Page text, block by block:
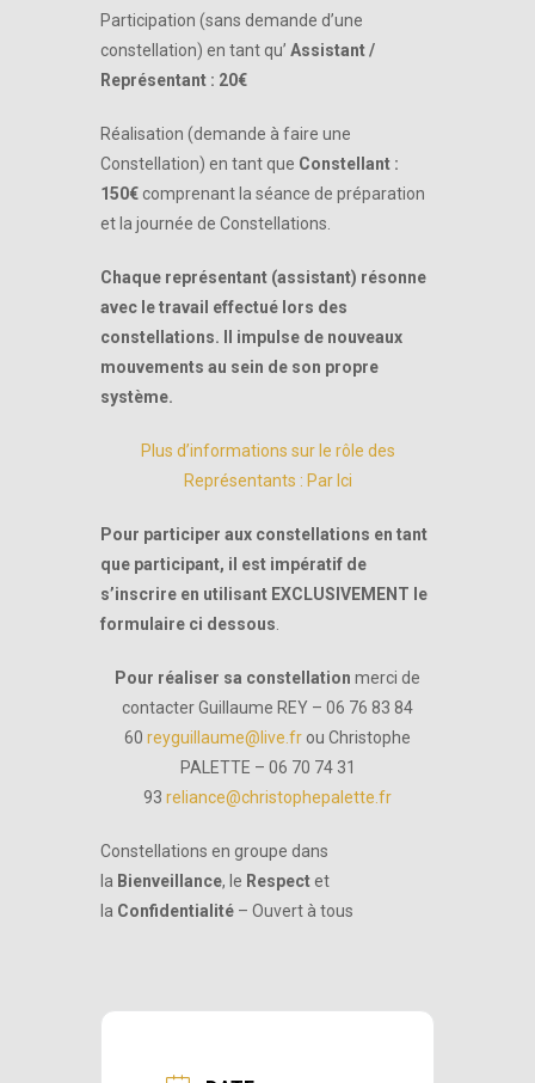
Participation (sans demande d’une
constellation) en tant qu’ Assistant /
Représentant : 20€
Réalisation (demande à faire une
Constellation) en tant que Constellant :
150€ comprenant la séance de préparation
et la journée de Constellations.
Chaque représentant (assistant) résonne
avec le travail effectué lors des
constellations.
Il impulse de nouveaux
mouvements au sein de son propre
système.
Plus d’informations sur le rôle des
Représentants : Par Ici
Pour participer aux constellations en tant
que participant, il est impératif de
s’inscrire en utilisant EXCLUSIVEMENT le
formulaire ci dessous
Pour réaliser sa constellation merci de
contacter Guillaume REY – 06 76 83 84
60 reyguillaume@live.fr ou Christophe
PALETTE – 06 70 74 31
93 reliance@christophepalette.fr
Constellations en groupe dans
la Bienveillance, le Respectet
la Confidentialité – Ouvert à tous